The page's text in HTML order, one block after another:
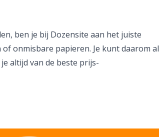
ben je bij Dozensite aan het juiste
onmisbare papieren. Je kunt daarom al
altijd van de beste prijs-